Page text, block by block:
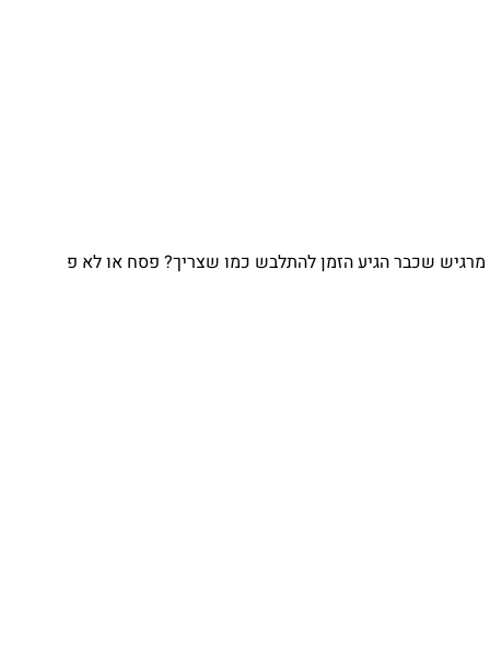
מרגיש שכבר הגיע הזמן להתלבש כמו שצריך? פסח או לא פ